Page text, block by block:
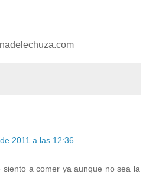
2011 a las 12:36
a comer ya aunque no sea la